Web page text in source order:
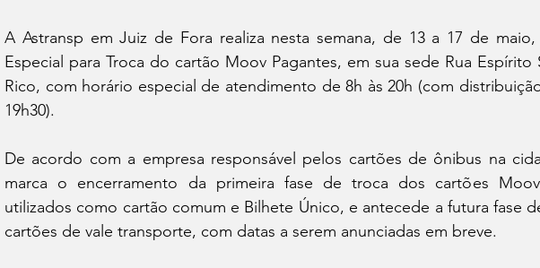
A Astransp em Juiz de Fora realiza nesta semana, de 13 a 17 de
Especial para Troca do cartão Moov Pagantes, em sua sede Rua Espírito
Rico, com horário especial de atendimento de 8h às 20h (com
19h30).
De acordo com a empresa responsável pelos cartões de ônibus na
marca o encerramento da primeira fase de troca dos cartões
utilizados como cartão comum e Bilhete Único, e antecede a futura fase
cartões de vale transporte, com datas a serem anunciadas em breve.